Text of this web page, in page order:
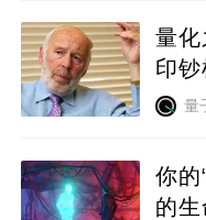
量化
印钞
量
你的
的生